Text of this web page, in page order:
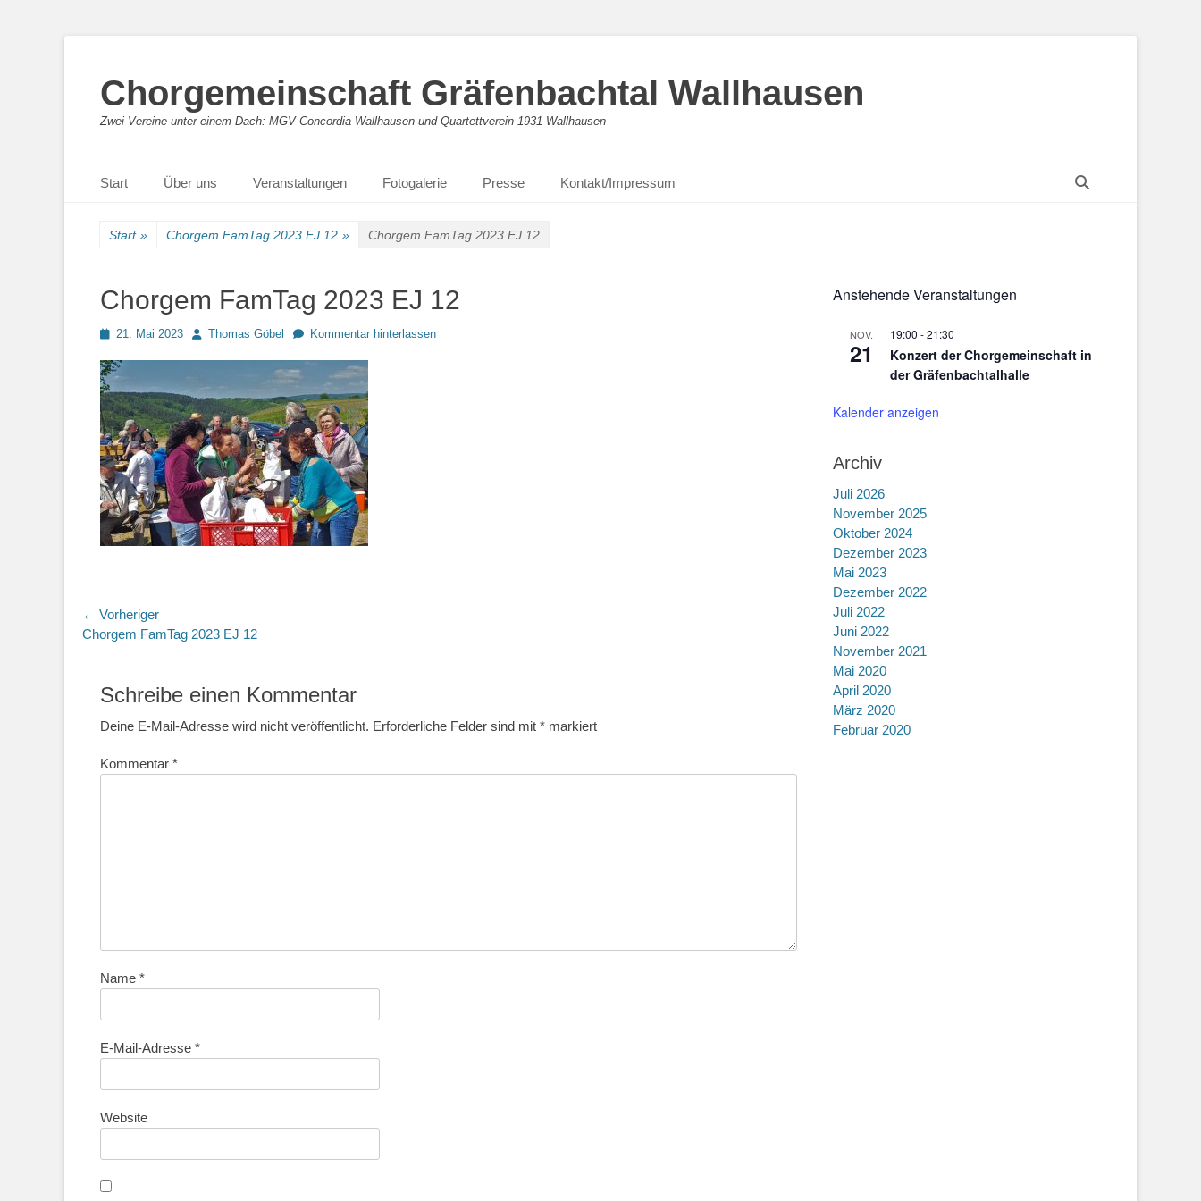
Chorgemeinschaft Gräfenbachtal Wallhausen
Zwei Vereine unter einem Dach: MGV Concordia Wallhausen und Quartettverein 1931 Wallhausen
Primäres Menü
Inhalt
Start Über uns Veranstaltungen Fotogalerie Presse Kontakt/Impressum
Start » Chorgem FamTag 2023 EJ 12 » Chorgem FamTag 2023 EJ 12
Chorgem FamTag 2023 EJ 12
Posted21. Mai 2023 AutorThomas Göbel Kommentar hinterlassen
Beitragsnavigation
← Vorheriger
Vorheriger
Chorgem FamTag 2023 EJ 12
Schreibe einen Kommentar
Deine E-Mail-Adresse wird nicht veröffentlicht. Erforderliche Felder sind mit * markiert
Kommentar *
Name *
E-Mail-Adresse *
Website
Anstehende Veranstaltungen
NOV.
21
19:00 -21:30
Konzert der Chorgemeinschaft in
der Gräfenbachtalhalle
Kalender anzeigen
Archiv
Juli 2026
November 2025
Oktober 2024
Dezember 2023
Mai 2023
Dezember 2022
Juli 2022
Juni 2022
November 2021
Mai 2020
April 2020
März 2020
Februar 2020